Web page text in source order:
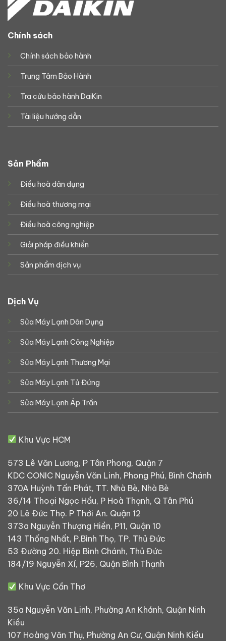
Chính sách
Chính sách bảo hành
Trung Tâm Bảo Hành
Tra cứu bảo hành DaiKin
Tài liệu hướng dẫn
Sản Phẩm
Điều hoà dân dụng
Điều hoà thương mại
Điều hoà công nghiệp
Giải pháp điều khiển
Sản phẩm dịch vụ
Dịch Vụ
Sửa Máy Lạnh Dân Dụng
Sửa Máy Lạnh Công Nghiệp
Sửa Máy Lạnh Thương Mại
Sửa Máy Lạnh Tủ Đứng
Sửa Máy Lạnh Áp Trần
Khu Vực HCM
573 Lê Văn Lương, P Tân Phong, Quận 7
KDC CONIC Nguyễn Văn Linh, Phong Phú, Bình Chánh
370A Huỳnh Tấn Phát, TT. Nhà Bè, Nhà Bè
36/14 Thoại Ngọc Hầu, P Hoà Thạnh, Q Tân Phú
20 Lê Đức Thọ. P Thới An. Quận 12
373a Nguyễn Thượng Hiền, P11, Quận 10
143 Thống Nhất, P.Bình Thọ, TP. Thủ Đức
53 Đường 20. Hiệp Bình Chánh, Thủ Đức
184/19 Nguyễn Xí, P26, Quận Bình Thạnh
Khu Vực Cần Thơ
35a Nguyễn Văn Linh, Phường An Khánh, Quận Ninh
Kiều
107 Hoàng Văn Thụ, Phường An Cư, Quận Ninh Kiều